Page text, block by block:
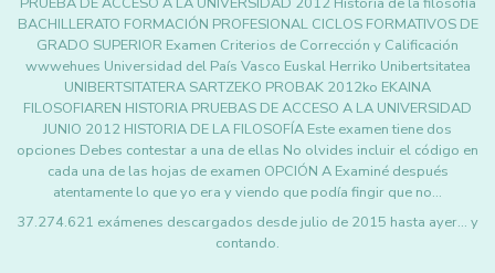
BACHILLERATO FORMACIÓN PROFESIONAL CICLOS FORMATIVOS DE
GRADO SUPERIOR Examen Criterios de Corrección y Calificación
wwwehues Universidad del País Vasco Euskal Herriko Unibertsitatea
UNIBERTSITATERA SARTZEKO PROBAK 2012ko EKAINA
FILOSOFIAREN HISTORIA PRUEBAS DE ACCESO A LA UNIVERSIDAD
JUNIO 2012 HISTORIA DE LA FILOSOFÍA Este examen tiene dos
opciones Debes contestar a una de ellas No olvides incluir el código en
cada una de las hojas de examen OPCIÓN A Examiné después
atentamente lo que yo era y viendo que podía fingir que no…
37.274.621 exámenes descargados desde julio de 2015 hasta ayer... y
contando.